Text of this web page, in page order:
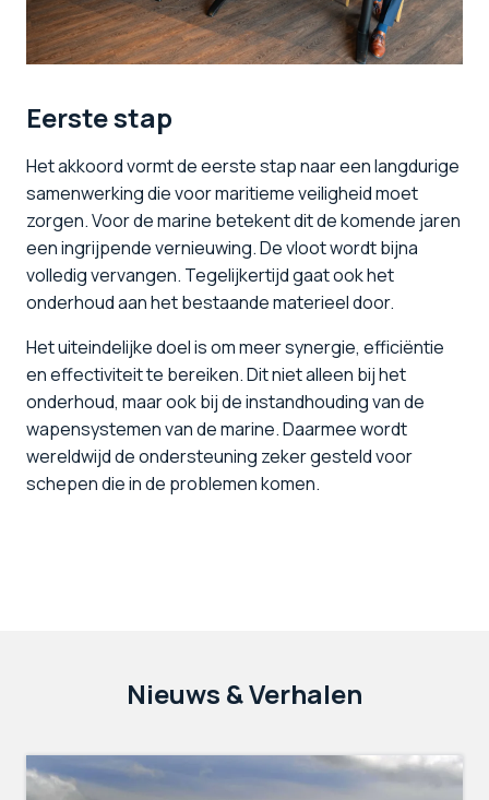
Eerste stap
Het akkoord vormt de eerste stap naar een langdurige
samenwerking die voor maritieme veiligheid moet
zorgen. Voor de marine betekent dit de komende jaren
een ingrijpende vernieuwing. De vloot wordt bijna
volledig vervangen. Tegelijkertijd gaat ook het
onderhoud aan het bestaande materieel door.
Het uiteindelijke doel is om meer synergie, efficiëntie
en effectiviteit te bereiken. Dit niet alleen bij het
onderhoud, maar ook bij de instandhouding van de
wapensystemen van de marine. Daarmee wordt
wereldwijd de ondersteuning zeker gesteld voor
schepen die in de problemen komen.
Nieuws & Verhalen